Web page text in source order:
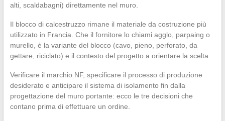
alti, scaldabagni) direttamente nel muro.
Il blocco di calcestruzzo rimane il materiale da costruzione più
utilizzato in Francia. Che il fornitore lo chiami agglo, parpaing o
murello, è la variante del blocco (cavo, pieno, perforato, da
gettare, riciclato) e il contesto del progetto a orientare la scelta.
Verificare il marchio NF, specificare il processo di produzione
desiderato e anticipare il sistema di isolamento fin dalla
progettazione del muro portante: ecco le tre decisioni che
contano prima di effettuare un ordine.